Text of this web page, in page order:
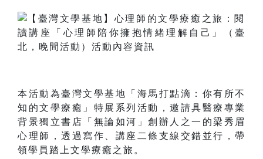
本活動為臺灣文學基地「海馬打點滴：你有所不
知的文學療癒」特展系列活動，邀請具醫療專業
背景獨立書店「無論如河」創辦人之一的梁秀眉
心理師，透過寫作、講座二條支線交錯並行，帶
領學員踏上文學療癒之旅。